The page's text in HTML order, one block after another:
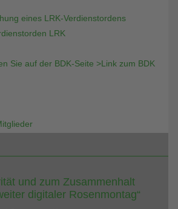
eines LRK-Verdienstordens
LRK
Sie auf der BDK-Seite >Link zum BDK
und zum Zusammenhalt
digitaler Rosenmontag“